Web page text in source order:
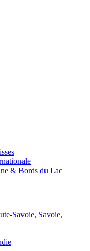
& Bords du Lac
Savoie, Savoie,